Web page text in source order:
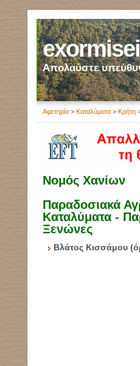
Απολαύστε
Αφετηρία > Καταλύματα > Κρήτη
Νομός Χανίων
Παραδοσιακά
Καταλύματα -
Ξενώνες
Βλάτος Κισσάμου